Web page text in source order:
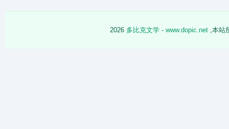
2026 多比克文学 - www.dopic.net ,本站